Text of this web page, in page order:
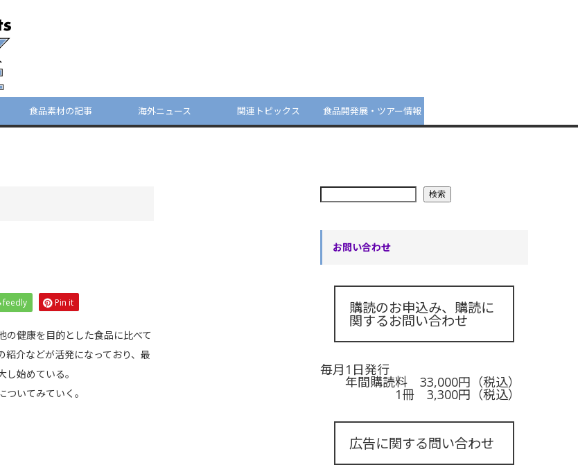
食品素材の記事 海外ニュース 関連トピックス 食品開発展・ツアー情報
feedly Pin it
の健康を目的とした食品に比べて
介などが活発になっており、最
始めている。
いてみていく。
検索
お問い合わせ
購読のお申込み、購読に
関するお問い合わせ
毎月1日発行
年間購読料 33,000円（税込）
1冊 3,300円（税込）
広告に関する問い合わせ